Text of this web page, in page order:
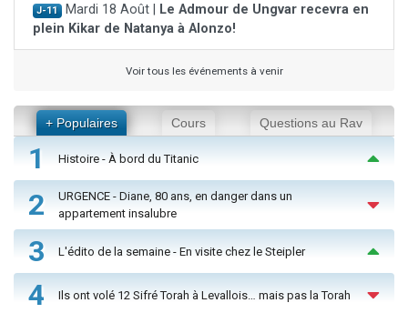
J-11 Mardi 18 Août |
Le Admour de Ungvar recevra en
plein Kikar de Natanya à Alonzo!
Voir tous les événements à venir
+ Populaires Cours Questions au Rav
1 Histoire - À bord du Titanic
2
URGENCE - Diane, 80 ans, en danger dans un
appartement insalubre
3 L'édito de la semaine - En visite chez le Steipler
4 Ils ont volé 12 Sifré Torah à Levallois… mais pas la Torah